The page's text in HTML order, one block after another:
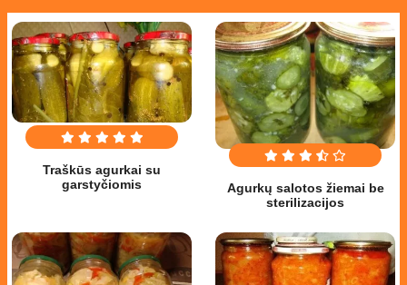
Traškūs agurkai su
garstyčiomis
Agurkų salotos žiemai be
sterilizacijos